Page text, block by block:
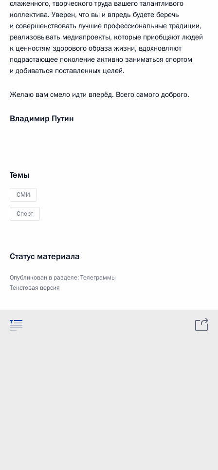
слаженного, творческого труда вашего талантливого
коллектива. Уверен, что вы и впредь будете беречь
и совершенствовать лучшие профессиональные традиции,
реализовывать медиапроекты, которые приобщают людей
к ценностям здорового образа жизни, вдохновляют
подрастающее поколение активно заниматься спортом
и добиваться поставленных целей.
Желаю вам смело идти вперёд. Всего самого доброго.
Владимир Путин
Темы
СМИ
Спорт
Статус материала
Опубликован в разделе:Телеграммы
Текстовая версия